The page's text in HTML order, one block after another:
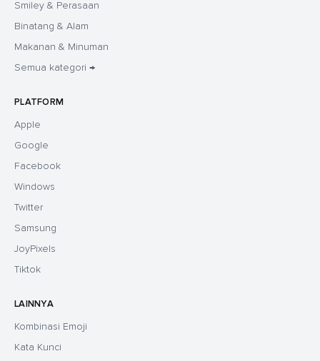
Smiley & Perasaan
Binatang & Alam
Makanan & Minuman
Semua kategori →
PLATFORM
Apple
Google
Facebook
Windows
Twitter
Samsung
JoyPixels
Tiktok
LAINNYA
Kombinasi Emoji
Kata Kunci